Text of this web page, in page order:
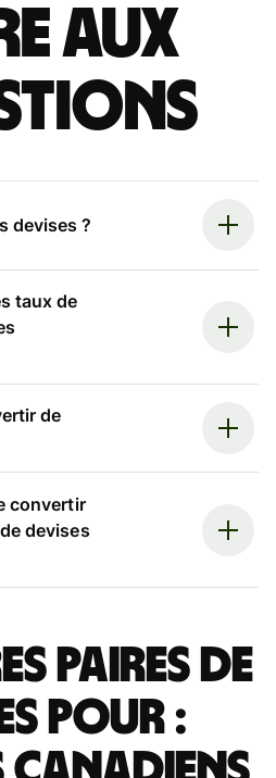
aux
devises ?
taux de
de
convertir
devises
paires de
pour :